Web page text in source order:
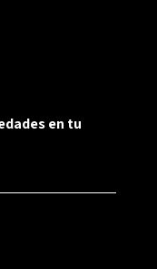
en tu